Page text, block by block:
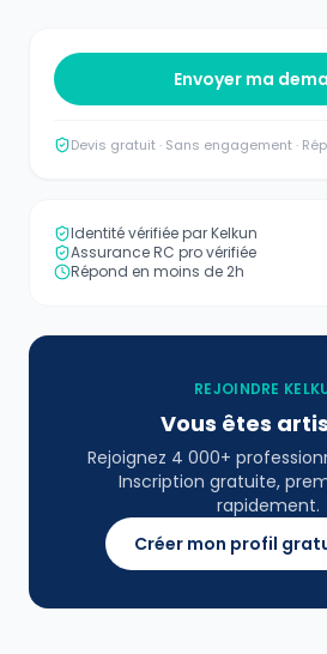
Envoyer ma
Devis gratuit · Sans engagement ·
Identité vérifiée par Kelkun
Assurance RC pro vérifiée
Répond en moins de 2h
REJOINDRE
Vous êtes
Rejoignez 4 000+
Inscription gratuite,
rapidement.
Créer mon profil